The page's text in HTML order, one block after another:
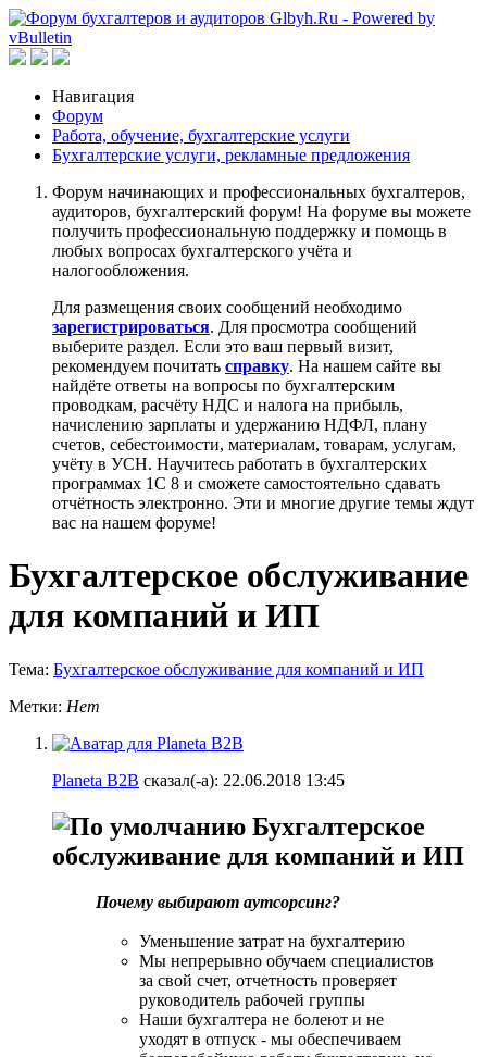
Навигация
Форум
Работа, обучение, бухгалтерские услуги
Бухгалтерские услуги, рекламные предложения
Форум начинающих и профессиональных бухгалтеров,
аудиторов, бухгалтерский форум! На форуме вы можете
получить профессиональную поддержку и помощь в
любых вопросах бухгалтерского учёта и
налогообложения.
Для размещения своих сообщений необходимо
зарегистрироваться. Для просмотра сообщений
выберите раздел. Если это ваш первый визит,
рекомендуем почитать справку. На нашем сайте вы
найдёте ответы на вопросы по бухгалтерским
проводкам, расчёту НДС и налога на прибыль,
начислению зарплаты и удержанию НДФЛ, плану
счетов, себестоимости, материалам, товарам, услугам,
учёту в УСН. Научитесь работать в бухгалтерских
программах 1С 8 и сможете самостоятельно сдавать
отчётность электронно. Эти и многие другие темы ждут
вас на нашем форуме!
Бухгалтерское обслуживание
для компаний и ИП
Тема: Бухгалтерское обслуживание для компаний и ИП
Метки: Нет
Planeta B2B сказал(-а): 22.06.2018 13:45
Бухгалтерское
обслуживание для компаний и ИП
Почему выбирают аутсорсинг?
Уменьшение затрат на бухгалтерию
Мы непрерывно обучаем специалистов
за свой счет, отчетность проверяет
руководитель рабочей группы
Наши бухгалтера не болеют и не
уходят в отпуск - мы обеспечиваем